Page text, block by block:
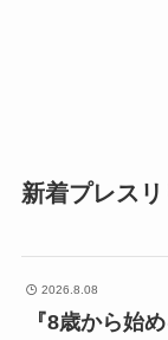
新着プレスリ
2026.8.08
『8歳から始